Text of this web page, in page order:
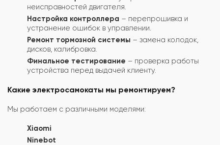
неисправностей двигателя.
Настройка контроллера – перепрошивка и
устранение ошибок в управлении.
Ремонт тормозной системы – замена колодок,
дисков, калибровка.
Финальное тестирование – проверка работы
устройства перед выдачей клиенту.
Какие электросамокаты мы ремонтируем?
Мы работаем с различными моделями:
Xiaomi
Ninebot